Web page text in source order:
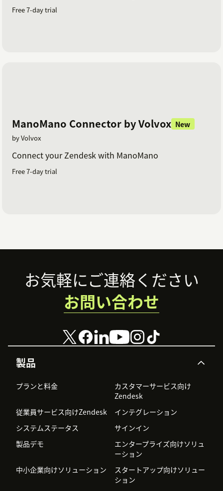
Free 7-day trial
ManoMano Connector by Volvox New
by Volvox
Connect your Zendesk with ManoMano
Free 7-day trial
Footer
製品
プランと料金
カスタマーサービス向け
Zendesk
従業員サービス向けZendesk
インテグレーション
システムステータス
サインイン
製品デモ
エンタープライズ向けソリュ
ーション
中小企業向けソリューション
スタートアップ向けソリュー
ション
お気軽にご連絡ください
お問い合わせ